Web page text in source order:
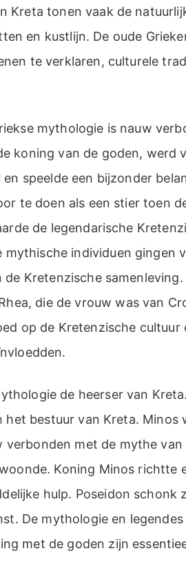
Kreta tonen vaak de
en kustlijn. De oude
te verklaren, culturele
mythologie is nauw
koning van de goden, werd
speelde een bijzonder
te doen als een stier toen
de legendarische
mythische individuen gingen
Kretenzische
die de vrouw was van
op de Kretenzische
de heerser van
bestuur van Kreta. Minos
verbonden met de mythe
Koning Minos richtte
hulp. Poseidon schonk
De mythologie en
met de goden zijn